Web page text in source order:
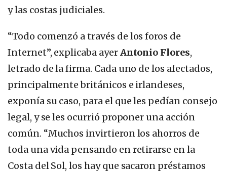
y las costas judiciales.
“Todo comenzó a través de los foros de
Internet”, explicaba ayerAntonio Flores,
letrado de la firma. Cada uno de los afectados,
principalmente británicos e irlandeses,
exponía su caso, para el que les pedían consejo
legal, y se les ocurrió proponer una acción
común. “Muchos invirtieron los ahorros de
toda una vida pensando en retirarse en la
Costa del Sol, los hay que sacaron préstamos